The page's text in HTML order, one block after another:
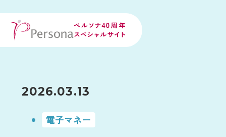
2026.03.13
電子マネー